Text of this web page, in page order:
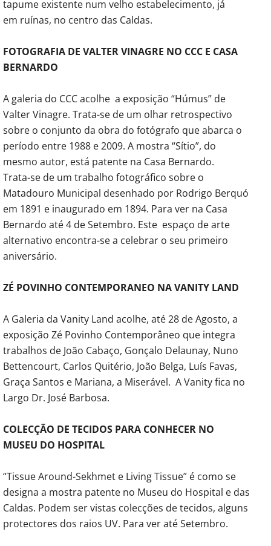
tapume existente num velho estabelecimento, já
em ruínas, no centro das Caldas.
FOTOGRAFIA DE VALTER VINAGRE NO CCC E CASA
BERNARDO
A galeria do CCC acolhe a exposição “Húmus” de
Valter Vinagre. Trata-se de um olhar retrospectivo
sobre o conjunto da obra do fotógrafo que abarca o
período entre 1988 e 2009. A mostra “Sítio”, do
mesmo autor, está patente na Casa Bernardo.
Trata-se de um trabalho fotográfico sobre o
Matadouro Municipal desenhado por Rodrigo Berquó
em 1891 e inaugurado em 1894. Para ver na Casa
Bernardo até 4 de Setembro. Este espaço de arte
alternativo encontra-se a celebrar o seu primeiro
aniversário.
ZÉ POVINHO CONTEMPORANEO NA VANITY LAND
A Galeria da Vanity Land acolhe, até 28 de Agosto, a
exposição Zé Povinho Contemporâneo que integra
trabalhos de João Cabaço, Gonçalo Delaunay, Nuno
Bettencourt, Carlos Quitério, João Belga, Luís Favas,
Graça Santos e Mariana, a Miserável. A Vanity fica no
Largo Dr. José Barbosa.
COLECÇÃO DE TECIDOS PARA CONHECER NO
MUSEU DO HOSPITAL
“Tissue Around-Sekhmet e Living Tissue” é como se
designa a mostra patente no Museu do Hospital e das
Caldas. Podem ser vistas colecções de tecidos, alguns
protectores dos raios UV. Para ver até Setembro.